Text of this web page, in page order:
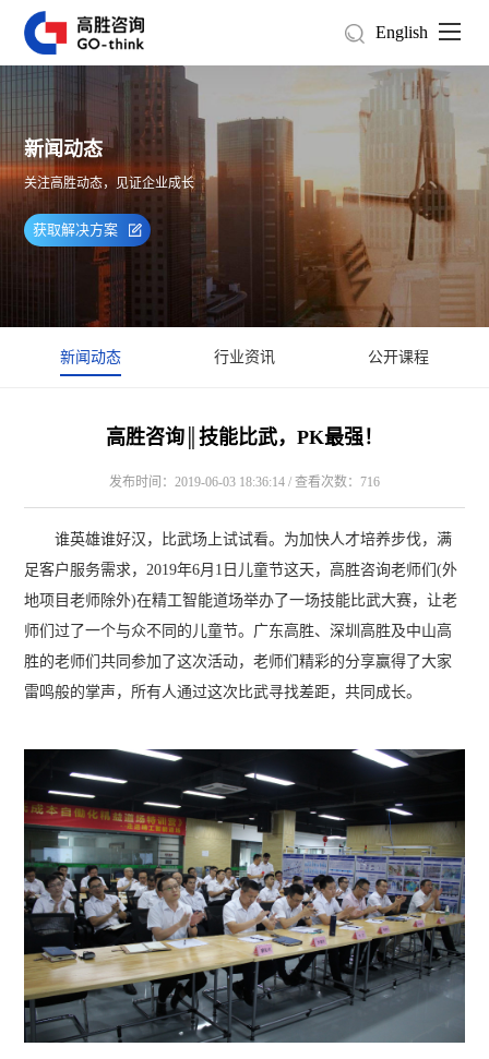
English
新闻动态
关注高胜动态，见证企业成长
获取解决方案
新闻动态 行业资讯 公开课程
高胜咨询║技能比武，PK最强！
发布时间：2019-06-03 18:36:14 / 查看次数：716
谁英雄谁好汉，比武场上试试看。为加快人才培养步伐，满
足客户服务需求，2019年6月1日儿童节这天，高胜咨询老师们(外
地项目老师除外)在精工智能道场举办了一场技能比武大赛，让老
师们过了一个与众不同的儿童节。广东高胜、深圳高胜及中山高
胜的老师们共同参加了这次活动，老师们精彩的分享赢得了大家
雷鸣般的掌声，所有人通过这次比武寻找差距，共同成长。